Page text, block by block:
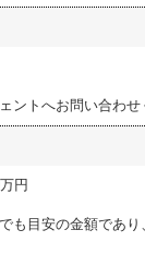
ントへお問い合わせ
円
も目安の金額であり